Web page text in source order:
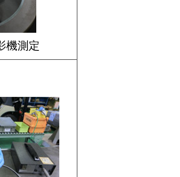
機測定